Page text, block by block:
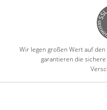
Wir legen großen Wert auf
garantieren die